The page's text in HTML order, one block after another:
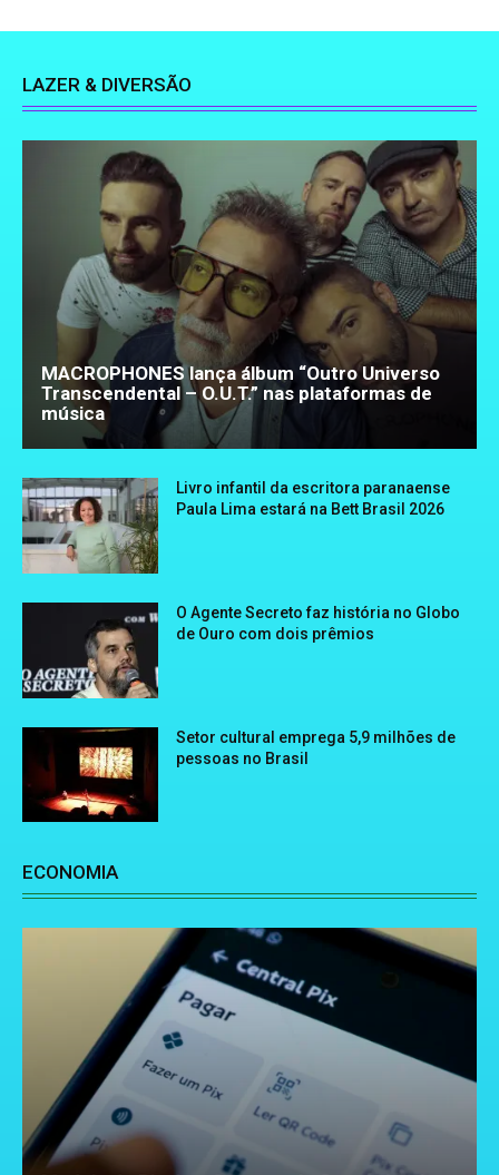
LAZER & DIVERSÃO
MACROPHONES lança álbum “Outro Universo
Transcendental – O.U.T.” nas plataformas de
música
Livro infantil da escritora paranaense
Paula Lima estará na Bett Brasil 2026
O Agente Secreto faz história no Globo
de Ouro com dois prêmios
Setor cultural emprega 5,9 milhões de
pessoas no Brasil
ECONOMIA